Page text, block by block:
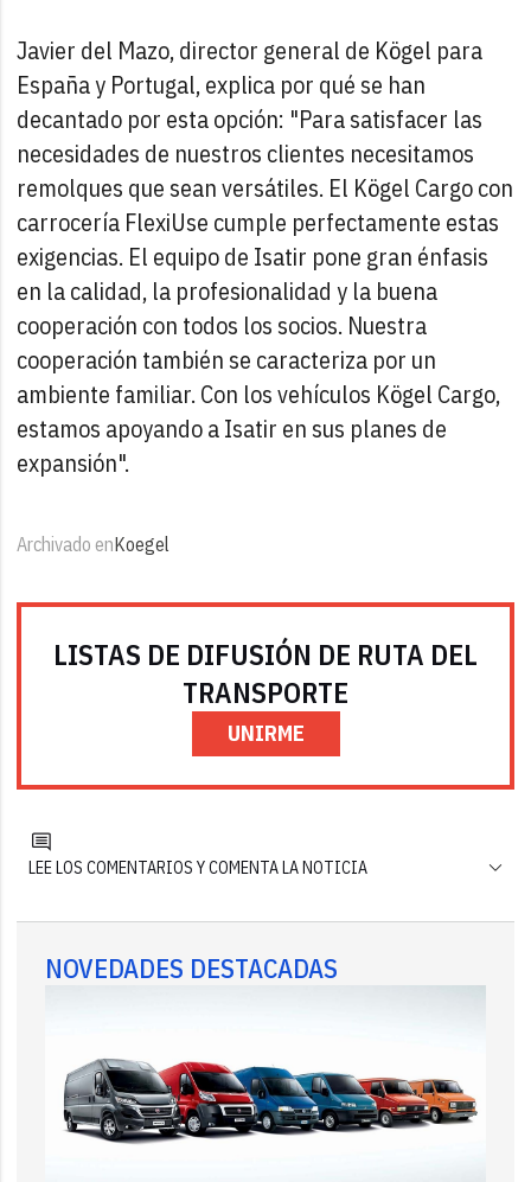
Javier del Mazo, director general de Kögel para
España y Portugal, explica por qué se han
decantado por esta opción: "Para satisfacer las
necesidades de nuestros clientes necesitamos
remolques que sean versátiles. El Kögel Cargo con
carrocería FlexiUse cumple perfectamente estas
exigencias. El equipo de Isatir pone gran énfasis
en la calidad, la profesionalidad y la buena
cooperación con todos los socios. Nuestra
cooperación también se caracteriza por un
ambiente familiar. Con los vehículos Kögel Cargo,
estamos apoyando a Isatir en sus planes de
expansión".
Archivado enKoegel
LISTAS DE DIFUSIÓN DE RUTA DEL
TRANSPORTE
UNIRME
LEE LOS COMENTARIOS Y COMENTA LA NOTICIA
NOVEDADES DESTACADAS